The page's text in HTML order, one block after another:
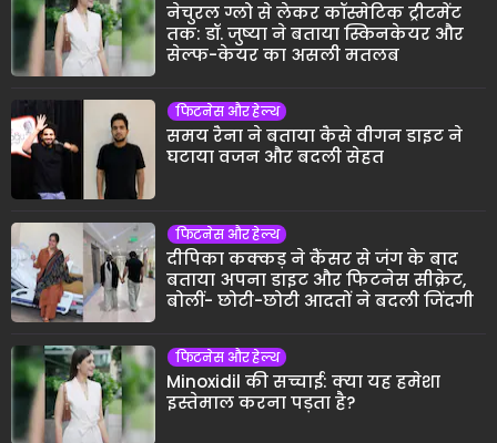
नेचुरल ग्लो से लेकर कॉस्मेटिक ट्रीटमेंट
तक: डॉ. जुष्या ने बताया स्किनकेयर और
सेल्फ-केयर का असली मतलब
फिटनेस और हेल्थ
समय रैना ने बताया कैसे वीगन डाइट ने
घटाया वजन और बदली सेहत
फिटनेस और हेल्थ
दीपिका कक्कड़ ने कैंसर से जंग के बाद
बताया अपना डाइट और फिटनेस सीक्रेट,
बोलीं- छोटी-छोटी आदतों ने बदली जिंदगी
फिटनेस और हेल्थ
Minoxidil की सच्चाई: क्या यह हमेशा
इस्तेमाल करना पड़ता है?